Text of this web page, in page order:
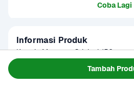
Tambah
Coba Lagi
Informasi Produk
Kewpie Mayones Original 150
minyak nabati pilihan, dan cuka,